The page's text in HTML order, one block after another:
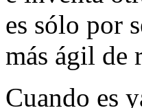
es sólo por
más ágil de
Cuando es